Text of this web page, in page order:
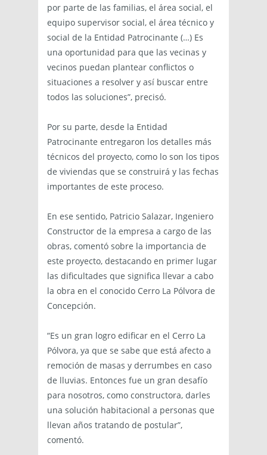
por parte de las familias, el área social, el
equipo supervisor social, el área técnico y
social de la Entidad Patrocinante (…) Es
una oportunidad para que las vecinas y
vecinos puedan plantear conflictos o
situaciones a resolver y así buscar entre
todos las soluciones”, precisó.
Por su parte, desde la Entidad
Patrocinante entregaron los detalles más
técnicos del proyecto, como lo son los tipos
de viviendas que se construirá y las fechas
importantes de este proceso.
En ese sentido, Patricio Salazar, Ingeniero
Constructor de la empresa a cargo de las
obras, comentó sobre la importancia de
este proyecto, destacando en primer lugar
las dificultades que significa llevar a cabo
la obra en el conocido Cerro La Pólvora de
Concepción.
“Es un gran logro edificar en el Cerro La
Pólvora, ya que se sabe que está afecto a
remoción de masas y derrumbes en caso
de lluvias. Entonces fue un gran desafío
para nosotros, como constructora, darles
una solución habitacional a personas que
llevan años tratando de postular”,
comentó.